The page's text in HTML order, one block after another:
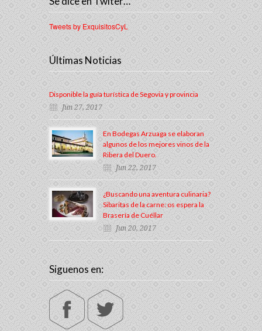
Tweets by ExquisitosCyL
Últimas Noticias
Disponible la guía turística de Segovia y provincia
Jun 27, 2017
En Bodegas Arzuaga se elaboran
algunos de los mejores vinos de la
Ribera del Duero.
Jun 22, 2017
¿Buscando una aventura culinaria?
Sibaritas de la carne: os espera la
Brasería de Cuéllar
Jun 20, 2017
Siguenos en: